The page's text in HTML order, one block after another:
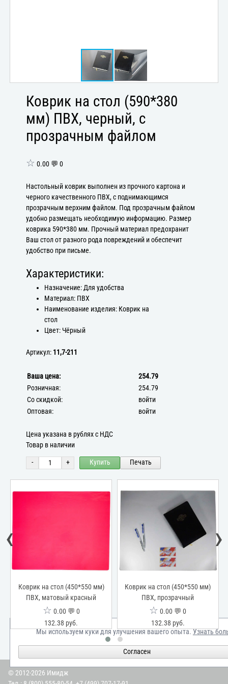
Коврик на стол (590*380
мм) ПВХ, черный, с
прозрачным файлом
☆ 0.00 💬 0
Настольный коврик выполнен из прочного картона и
черного качественного ПВХ, с поднимающимся
прозрачным верхним файлом. Под прозрачным файлом
удобно размещать необходимую информацию. Размер
коврика 590*380 мм. Прочный материал предохранит
Ваш стол от разного рода повреждений и обеспечит
удобство при письме.
Характеристики:
Назначение: Для удобства
Материал: ПВХ
Наименование изделия: Коврик на
стол
Цвет: Чёрный
Артикул: 11,7-211
Ваша цена:
254.79
Розничная:
254.79
Со скидкой:
войти
Оптовая:
войти
Цена указана в рублях с НДС
Товар в наличии
- + Купить Печать
Коврик на стол (450*550 мм)
ПВХ, матовый красный
☆ 0.00 💬 0
132.38 руб.
Коврик на стол (450*550 мм)
ПВХ, прозрачный
☆ 0.00 💬 0
132.38 руб.
‹ ›
Мы используем куки для улучшения вашего опыта.Узнать
Согласен
© 2012-2026 Имидж